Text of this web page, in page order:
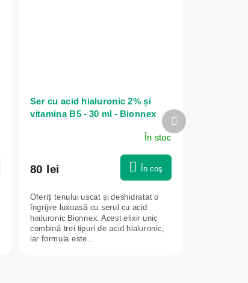
Ser cu acid hialuronic 2% și
vitamina B5 - 30 ml - Bionnex
În stoc
80 lei În coş
Oferiți tenului uscat și deshidratat o
îngrijire luxoasă cu serul cu acid
hialuronic Bionnex. Acest elixir unic
combină trei tipuri de acid hialuronic,
iar formula este...
Produsul
următor